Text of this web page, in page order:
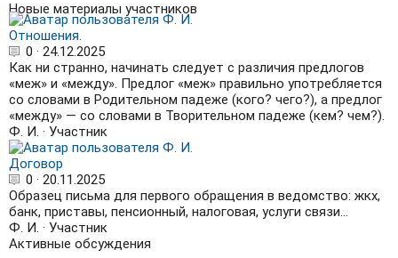
Новые материалы участников
Отношения.
0 · 24.12.2025
Как ни странно, начинать следует с различия предлогов
«меж» и «между». Предлог «меж» правильно употребляется
со словами в Родительном падеже (кого? чего?), а предлог
«между» — со словами в Творительном падеже (кем? чем?).
Ф. И. · Участник
Договор
0 · 20.11.2025
Образец письма для первого обращения в ведомство: жкх,
банк, приставы, пенсионный, налоговая, услуги связи...
Ф. И. · Участник
Активные обсуждения